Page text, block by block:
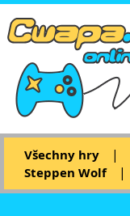
Všechny hry |
Steppen Wolf
|